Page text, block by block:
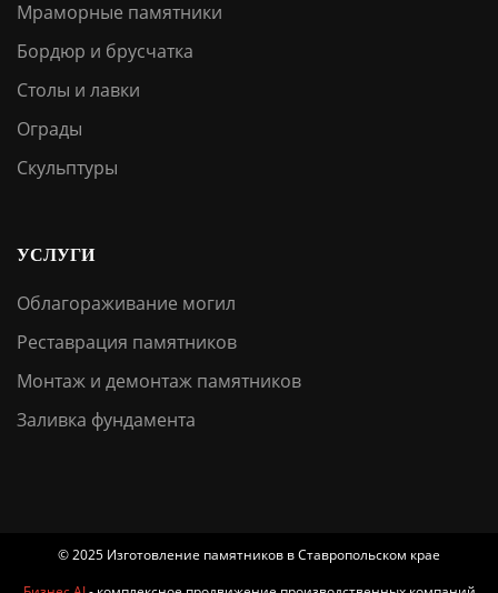
Мраморные памятники
Бордюр и брусчатка
Столы и лавки
Ограды
Скульптуры
УСЛУГИ
Облагораживание могил
Реставрация памятников
Монтаж и демонтаж памятников
Заливка фундамента
© 2025 Изготовление памятников в Ставропольском крае